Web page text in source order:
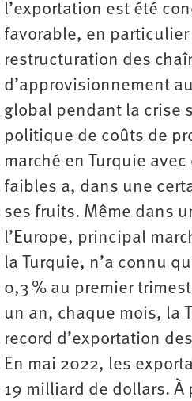
l’exportation est été
favorable, en
restructuration des
d’approvisionnement
global pendant la crise
politique de coûts de
marché en Turquie
faibles a, dans une
ses fruits. Même dans
l’Europe, principal
la Turquie, n’a connu
0,3 % au premier
un an, chaque mois, la
record d’exportation
En mai 2022, les
19 milliard de dollars. À